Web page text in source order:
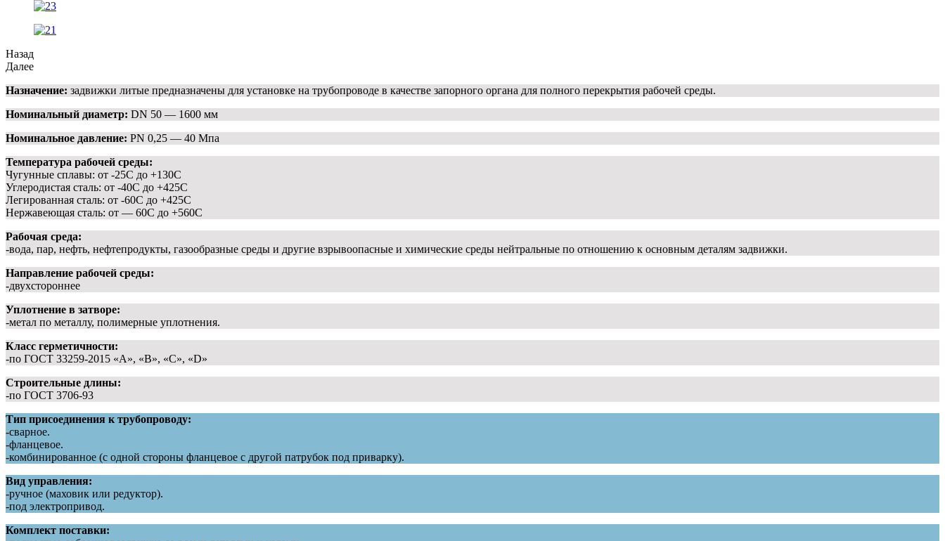
Назад
Далее
Назначение: задвижки литые предназначены для установке на трубопроводе в качестве запорного органа для полного перекрытия рабочей среды.
Номинальный диаметр: DN 50 — 1600 мм
Номинальное давление: PN 0,25 — 40 Мпа
Температура рабочей среды:
Чугунные сплавы: от -25С до +130С
Углеродистая сталь: от -40С до +425С
Легированная сталь: от -60С до +425С
Нержавеющая сталь: от — 60С до +560С
Рабочая среда:
-вода, пар, нефть, нефтепродукты, газообразные среды и другие взрывоопасные и химические среды нейтральные по отношению к основным деталям задвижки.
Направление рабочей среды:
-двухстороннее
Уплотнение в затворе:
-метал по металлу, полимерные уплотнения.
Класс герметичности:
-по ГОСТ 33259-2015 «А», «В», «С», «D»
Строительные длины:
-по ГОСТ 3706-93
Тип присоединения к трубопроводу:
-сварное.
-фланцевое.
-комбинированное (с одной стороны фланцевое с другой патрубок под приварку).
Вид управления:
-ручное (маховик или редуктор).
-под электропривод.
Комплект поставки: